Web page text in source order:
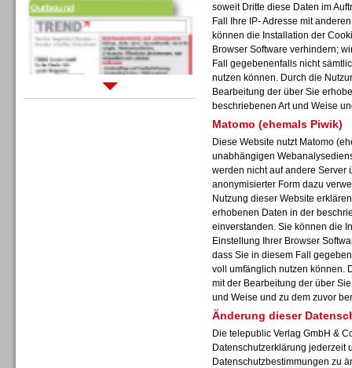
Sprachdialogsysteme u. Ki/
soweit Dritte diese Daten im
Fall Ihre IP- Adresse mit
können die Installation der
Browser Software verhindern;
Fall gegebenenfalls nicht
nutzen können. Durch die
Bearbeitung der über Sie
beschriebenen Art und Weise
Matomo (ehemals Piwik)
Diese Website nutzt Matomo
unabhängigen
werden nicht auf andere Server
anonymisierter Form dazu
Nutzung dieser Website
erhobenen Daten in der
einverstanden. Sie können die
Einstellung Ihrer Browser
dass Sie in diesem Fall
voll umfänglich nutzen können.
mit der Bearbeitung der über
und Weise und zu dem zuvor
Änderung dieser
Die telepublic Verlag GmbH &
Datenschutzerklärung jederzeit
Datenschutzbestimmungen zu